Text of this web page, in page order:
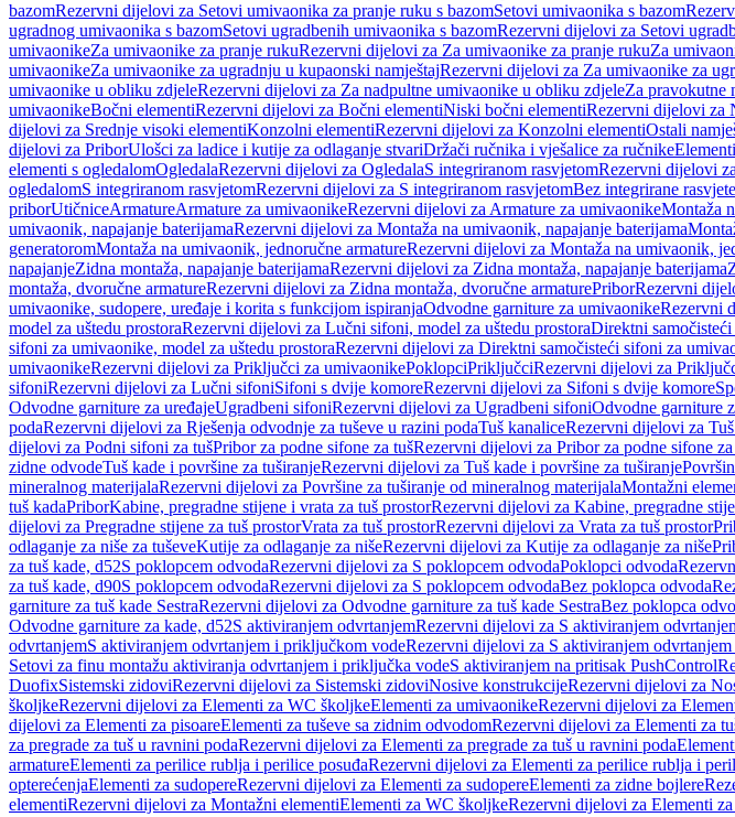
bazomRezervni dijelovi za Setovi umivaonika za pranje ruku s bazomSetovi umivaonika s bazom
ugradnog umivaonika s bazomSetovi ugradbenih umivaonika s bazomRezervni dijelovi za Setovi
umivaonikeZa umivaonike za pranje rukuRezervni dijelovi za Za umivaonike za pranje rukuZa
umivaonikeZa umivaonike za ugradnju u kupaonski namještajRezervni dijelovi za Za umivaonike za
umivaonike u obliku zdjeleRezervni dijelovi za Za nadpultne umivaonike u obliku zdjeleZa pravokutne
umivaonikeBočni elementiRezervni dijelovi za Bočni elementiNiski bočni elementiRezervni dijelovi za
dijelovi za Srednje visoki elementiKonzolni elementiRezervni dijelovi za Konzolni elementiOstali
dijelovi za PriborUlošci za ladice i kutije za odlaganje stvariDržači ručnika i vješalice za ručnike
elementi s ogledalomOgledalaRezervni dijelovi za OgledalaS integriranom rasvjetomRezervni dijelovi
ogledalomS integriranom rasvjetomRezervni dijelovi za S integriranom rasvjetomBez integrirane rasvjete
priborUtičniceArmatureArmature za umivaonikeRezervni dijelovi za Armature za umivaonikeMontaža
umivaonik, napajanje baterijamaRezervni dijelovi za Montaža na umivaonik, napajanje baterijama
generatoromMontaža na umivaonik, jednoručne armatureRezervni dijelovi za Montaža na umivaonik,
napajanjeZidna montaža, napajanje baterijamaRezervni dijelovi za Zidna montaža, napajanje baterijama
montaža, dvoručne armatureRezervni dijelovi za Zidna montaža, dvoručne armaturePriborRezervni
umivaonike, sudopere, uređaje i korita s funkcijom ispiranjaOdvodne garniture za umivaonikeRezervni
model za uštedu prostoraRezervni dijelovi za Lučni sifoni, model za uštedu prostoraDirektni
sifoni za umivaonike, model za uštedu prostoraRezervni dijelovi za Direktni samočisteći sifoni za
umivaonikeRezervni dijelovi za Priključci za umivaonikePoklopciPriključciRezervni dijelovi za
sifoniRezervni dijelovi za Lučni sifoniSifoni s dvije komoreRezervni dijelovi za Sifoni s dvije komore
Odvodne garniture za uređajeUgradbeni sifoniRezervni dijelovi za Ugradbeni sifoniOdvodne garniture
podaRezervni dijelovi za Rješenja odvodnje za tuševe u razini podaTuš kanaliceRezervni dijelovi za
dijelovi za Podni sifoni za tušPribor za podne sifone za tušRezervni dijelovi za Pribor za podne sifone za
zidne odvodeTuš kade i površine za tuširanjeRezervni dijelovi za Tuš kade i površine za tuširanje
mineralnog materijalaRezervni dijelovi za Površine za tuširanje od mineralnog materijalaMontažni
tuš kadaPriborKabine, pregradne stijene i vrata za tuš prostorRezervni dijelovi za Kabine, pregradne
dijelovi za Pregradne stijene za tuš prostorVrata za tuš prostorRezervni dijelovi za Vrata za tuš prostor
odlaganje za niše za tuševeKutije za odlaganje za nišeRezervni dijelovi za Kutije za odlaganje za niše
za tuš kade, d52S poklopcem odvodaRezervni dijelovi za S poklopcem odvodaPoklopci odvoda
za tuš kade, d90S poklopcem odvodaRezervni dijelovi za S poklopcem odvodaBez poklopca odvoda
garniture za tuš kade SestraRezervni dijelovi za Odvodne garniture za tuš kade SestraBez poklopca
Odvodne garniture za kade, d52S aktiviranjem odvrtanjemRezervni dijelovi za S aktiviranjem
odvrtanjemS aktiviranjem odvrtanjem i priključkom vodeRezervni dijelovi za S aktiviranjem
Setovi za finu montažu aktiviranja odvrtanjem i priključka vodeS aktiviranjem na pritisak PushControl
DuofixSistemski zidoviRezervni dijelovi za Sistemski zidoviNosive konstrukcijeRezervni dijelovi za
školjkeRezervni dijelovi za Elementi za WC školjkeElementi za umivaonikeRezervni dijelovi za
dijelovi za Elementi za pisoareElementi za tuševe sa zidnim odvodomRezervni dijelovi za Elementi za
za pregrade za tuš u ravnini podaRezervni dijelovi za Elementi za pregrade za tuš u ravnini poda
armatureElementi za perilice rublja i perilice posuđaRezervni dijelovi za Elementi za perilice rublja i
opterećenjaElementi za sudopereRezervni dijelovi za Elementi za sudopereElementi za zidne bojlere
elementiRezervni dijelovi za Montažni elementiElementi za WC školjkeRezervni dijelovi za Elementi